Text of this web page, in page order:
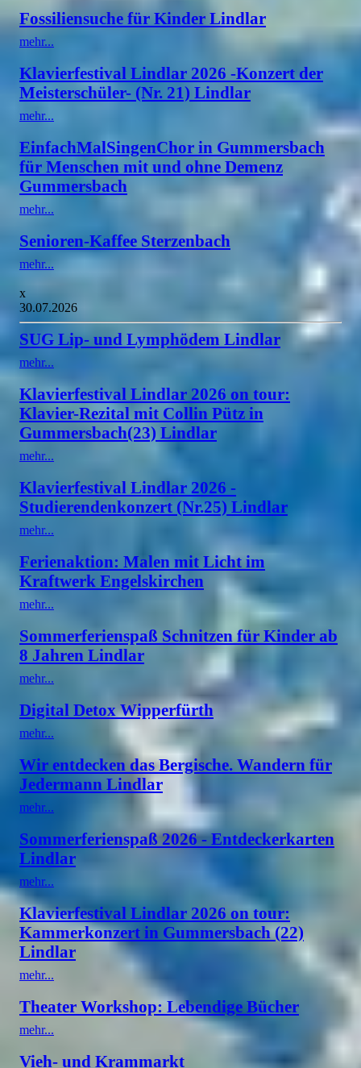
Fossiliensuche für Kinder Lindlar
mehr...
Klavierfestival Lindlar 2026 -Konzert der
Meisterschüler- (Nr. 21) Lindlar
mehr...
EinfachMalSingenChor in Gummersbach
für Menschen mit und ohne Demenz
Gummersbach
mehr...
Senioren-Kaffee Sterzenbach
mehr...
x
30.07.2026
SUG Lip- und Lymphödem Lindlar
mehr...
Klavierfestival Lindlar 2026 on tour:
Klavier-Rezital mit Collin Pütz in
Gummersbach(23) Lindlar
mehr...
Klavierfestival Lindlar 2026 -
Studierendenkonzert (Nr.25) Lindlar
mehr...
Ferienaktion: Malen mit Licht im
Kraftwerk Engelskirchen
mehr...
Sommerferienspaß Schnitzen für Kinder ab
8 Jahren Lindlar
mehr...
Digital Detox Wipperfürth
mehr...
Wir entdecken das Bergische. Wandern für
Jedermann Lindlar
mehr...
Sommerferienspaß 2026 - Entdeckerkarten
Lindlar
mehr...
Klavierfestival Lindlar 2026 on tour:
Kammerkonzert in Gummersbach (22)
Lindlar
mehr...
Theater Workshop: Lebendige Bücher
mehr...
Vieh- und Krammarkt